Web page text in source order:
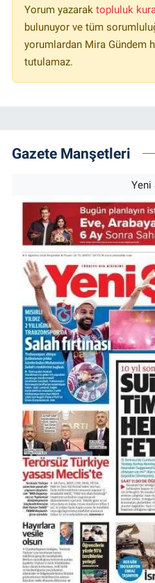
Yorum yazarak topluluk
bulunuyor ve tüm
yorumlardan Mira Gündem
tutulamaz.
Gazete Manşetleri
Yeni